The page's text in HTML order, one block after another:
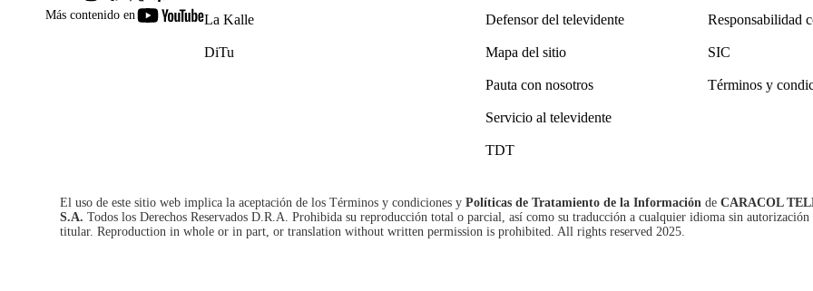
Más contenido en
youtube-
La Kalle
DiTu
Defensor del televidente
Mapa del sitio
Pauta con nosotros
Servicio al televidente
TDT
Responsabilidad
SIC
Términos y
El uso de este sitio web implica la aceptación de los Términos y condiciones y Políticas de Tratamiento de la Información de CARACOL
S.A. Todos los Derechos Reservados D.R.A. Prohibida su reproducción total o parcial, así como su traducción a cualquier idioma sin autorización
titular. Reproduction in whole or in part, or translation without written permission is prohibited. All rights reserved 2025.